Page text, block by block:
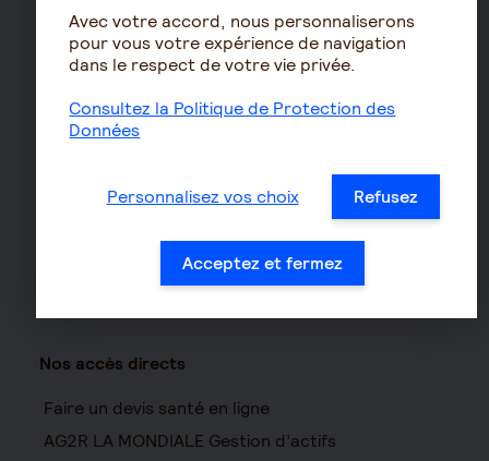
Assurance auto
Assurance habitation
Assurance propriétaire
non occupant
Assurance vélo
Assurance moto
Nos accès directs
Faire un devis santé en ligne
AG2R LA MONDIALE Gestion d’actifs
Avec votre accord, nous personnaliserons
pour vous votre expérience de navigation
dans le respect de votre vie privée.
Consultez la Politique de Protection des
Données
Personnalisez vos choix Refusez
Acceptez et fermez